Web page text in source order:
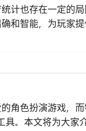
计也存在一定的
和智能，为玩家提
角色扮演游戏，
具。本文将为大家